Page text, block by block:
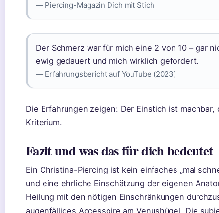
— Piercing-Magazin Dich mit Stich
Der Schmerz war für mich eine 2 von 10 – gar
ewig gedauert und mich wirklich gefordert.
— Erfahrungsbericht auf YouTube (2023)
Die Erfahrungen zeigen: Der Einstich ist
Kriterium.
Fazit und was das für dich bedeutet
Ein Christina-Piercing ist kein einfaches „mal
und eine ehrliche Einschätzung der eigenen
Heilung mit den nötigen Einschränkungen
augenfälliges Accessoire am Venushügel. Die